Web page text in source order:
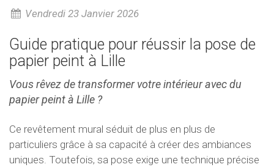
Vendredi 23 Janvier 2026
Guide pratique pour réussir la pose de
papier peint à Lille
Vous rêvez de transformer votre intérieur avec du
papier peint à Lille ?
Ce revêtement mural séduit de plus en plus de
particuliers grâce à sa capacité à créer des ambiances
uniques. Toutefois, sa pose exige une technique précise